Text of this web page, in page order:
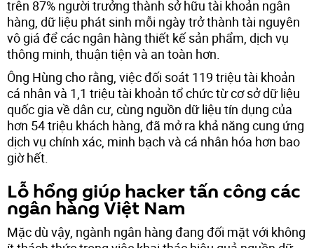
trên 87% người trưởng thành sở hữu tài khoản ngân
hàng, dữ liệu phát sinh mỗi ngày trở thành tài nguyên
vô giá để các ngân hàng thiết kế sản phẩm, dịch vụ
thông minh, thuận tiện và an toàn hơn.
Ông Hùng cho rằng, việc đối soát 119 triệu tài khoản
cá nhân và 1,1 triệu tài khoản tổ chức từ cơ sở dữ liệu
quốc gia về dân cư, cùng nguồn dữ liệu tín dụng của
hơn 54 triệu khách hàng, đã mở ra khả năng cung ứng
dịch vụ chính xác, minh bạch và cá nhân hóa hơn bao
giờ hết.
Lỗ hổng giúp hacker tấn công các
ngân hàng Việt Nam
Mặc dù vậy, ngành ngân hàng đang đối mặt với không